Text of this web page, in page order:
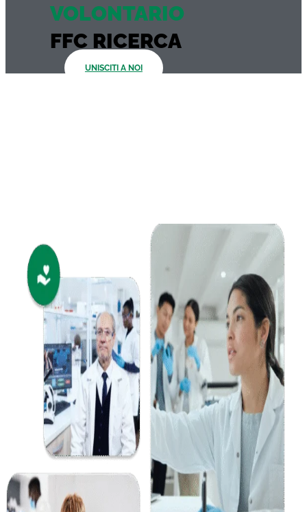
VOLONTARIO
FFC RICERCA
UNISCITI A NOI